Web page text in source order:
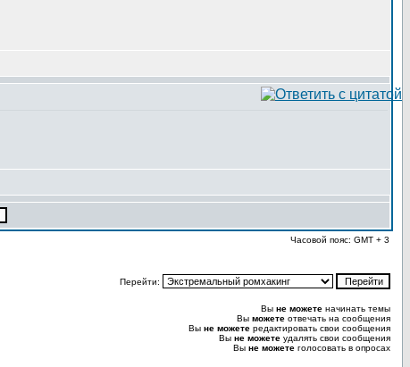
Часовой пояс: GMT + 3
Перейти:
Вы не можете начинать темы
Вы можете отвечать на сообщения
Вы не можете редактировать свои сообщения
Вы не можете удалять свои сообщения
Вы не можете голосовать в опросах